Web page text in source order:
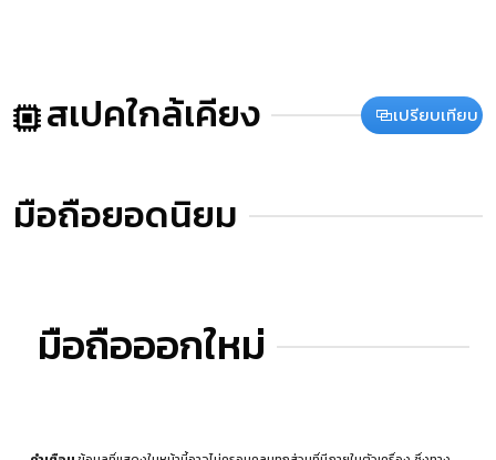
สเปคใกล้เคียง เปรียบเทียบ
มือถือยอดนิยม
มือถือออกใหม่